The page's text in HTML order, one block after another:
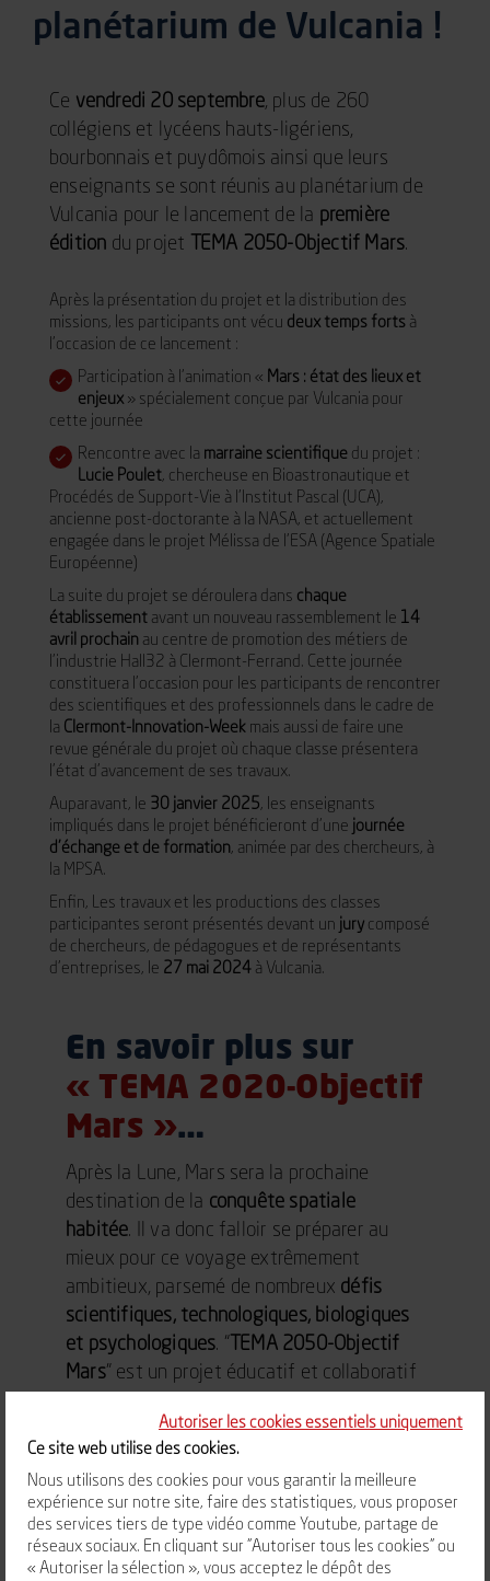
Autoriser les cookies essentiels uniquement
Ce site web utilise des cookies.
Nous utilisons des cookies pour vous garantir la meilleure
expérience sur notre site, faire des statistiques, vous proposer
des services tiers de type vidéo comme Youtube, partage de
réseaux sociaux. En cliquant sur "Autoriser tous les cookies" ou
« Autoriser la sélection », vous acceptez le dépôt des
planétarium de Vulcania !
Ce vendredi 20 septembre, plus de 260
collégiens et lycéens hauts-ligériens,
bourbonnais et puydômois ainsi que leurs
enseignants se sont réunis au planétarium de
Vulcania pour le lancement de la première
édition du projet TEMA 2050-Objectif Mars.
Après la présentation du projet et la distribution des
missions, les participants ont vécu deux temps forts à
l’occasion de ce lancement :
Participation à l’animation « Mars : état des lieux et
enjeux » spécialement conçue par Vulcania pour
cette journée
Rencontre avec la marraine scientifique du projet :
Lucie Poulet, chercheuse en Bioastronautique et
Procédés de Support-Vie à l’Institut Pascal (UCA),
ancienne post-doctorante à la NASA, et actuellement
engagée dans le projet Mélissa de l’ESA (Agence Spatiale
Européenne)
La suite du projet se déroulera dans chaque
établissement avant un nouveau rassemblement le 14
avril prochain au centre de promotion des métiers de
l’industrie Hall32 à Clermont-Ferrand. Cette journée
constituera l’occasion pour les participants de rencontrer
des scientifiques et des professionnels dans le cadre de
la Clermont-Innovation-Week mais aussi de faire une
revue générale du projet où chaque classe présentera
l’état d’avancement de ses travaux.
Auparavant, le 30 janvier 2025, les enseignants
impliqués dans le projet bénéficieront d’une journée
d’échange et de formation, animée par des chercheurs, à
la MPSA.
Enfin, Les travaux et les productions des classes
participantes seront présentés devant un jury composé
de chercheurs, de pédagogues et de représentants
d’entreprises, le 27 mai 2024 à Vulcania.
En savoir plus sur
« TEMA 2020-Objectif
Mars »…
Après la Lune, Mars sera la prochaine
destination de la conquête spatiale
habitée. Il va donc falloir se préparer au
mieux pour ce voyage extrêmement
ambitieux, parsemé de nombreux défis
scientifiques, technologiques, biologiques
et psychologiques. “ TEMA 2050-Objectif
Mars” est un projet éducatif et collaboratif
Initié par un collectif composé de
Rectorat de l’Académie de Clermont-Ferrand, la
Maison Pour la Science en Auvergne
(MPSA)/Université Clermont Auvergne,Hall32et
Astu’sciences , ce projet vise à contextualiser les
apprentissages en sciences et en technologies.